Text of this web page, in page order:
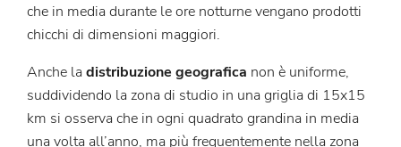
che in media durante le ore notturne vengano prodotti
chicchi di dimensioni maggiori.
Anche la distribuzione geografica non è uniforme,
suddividendo la zona di studio in una griglia di 15x15
km si osserva che in ogni quadrato grandina in media
una volta all’anno, ma più frequentemente nella zona